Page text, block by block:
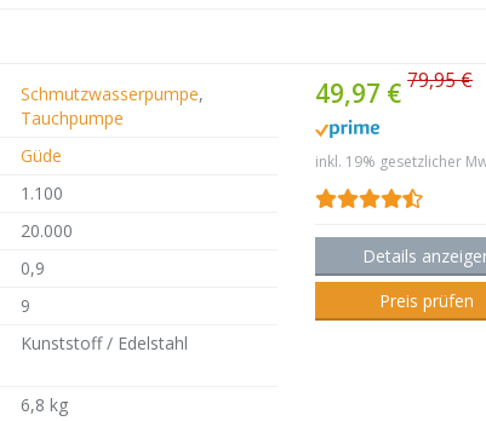
49,97 €79,95 €
inkl. 19% gesetzlicher
Details
Preis prüfen
Schmutzwasserpumpe,
Tauchpumpe
Güde
1.100
20.000
0,9
9
Kunststoff / Edelstahl
6,8 kg